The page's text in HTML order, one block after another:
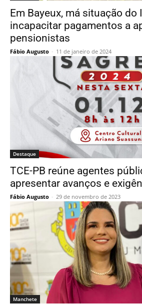
Em Bayeux, má situação do
incapacitar pagamentos a
pensionistas
Fábio Augusto - 11 de janeiro de 2024
Destaque
TCE-PB reúne agentes
apresentar avanços e
Fábio Augusto - 29 de novembro de 2023
Manchete